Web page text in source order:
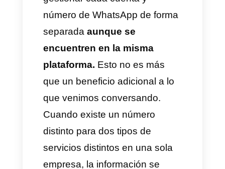
marcas dentro de WhatsApp
con Callbell
Ahora que entendemos por qué
es necesario contar con varios
números de WhatsApp para
uso como lo son el multi-
número por departamentos y